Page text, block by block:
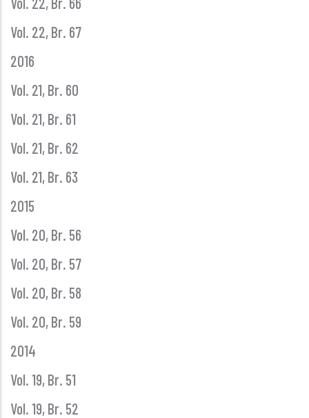
Vol. 22, Br. 67
2016
Vol. 21, Br. 60
Vol. 21, Br. 61
Vol. 21, Br. 62
Vol. 21, Br. 63
2015
Vol. 20, Br. 56
Vol. 20, Br. 57
Vol. 20, Br. 58
Vol. 20, Br. 59
2014
Vol. 19, Br. 51
Vol. 19, Br. 52